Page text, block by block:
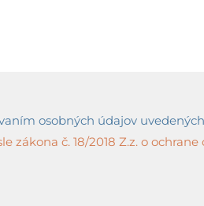
osobných údajov
zákona č. 18/2018 Z.z. o